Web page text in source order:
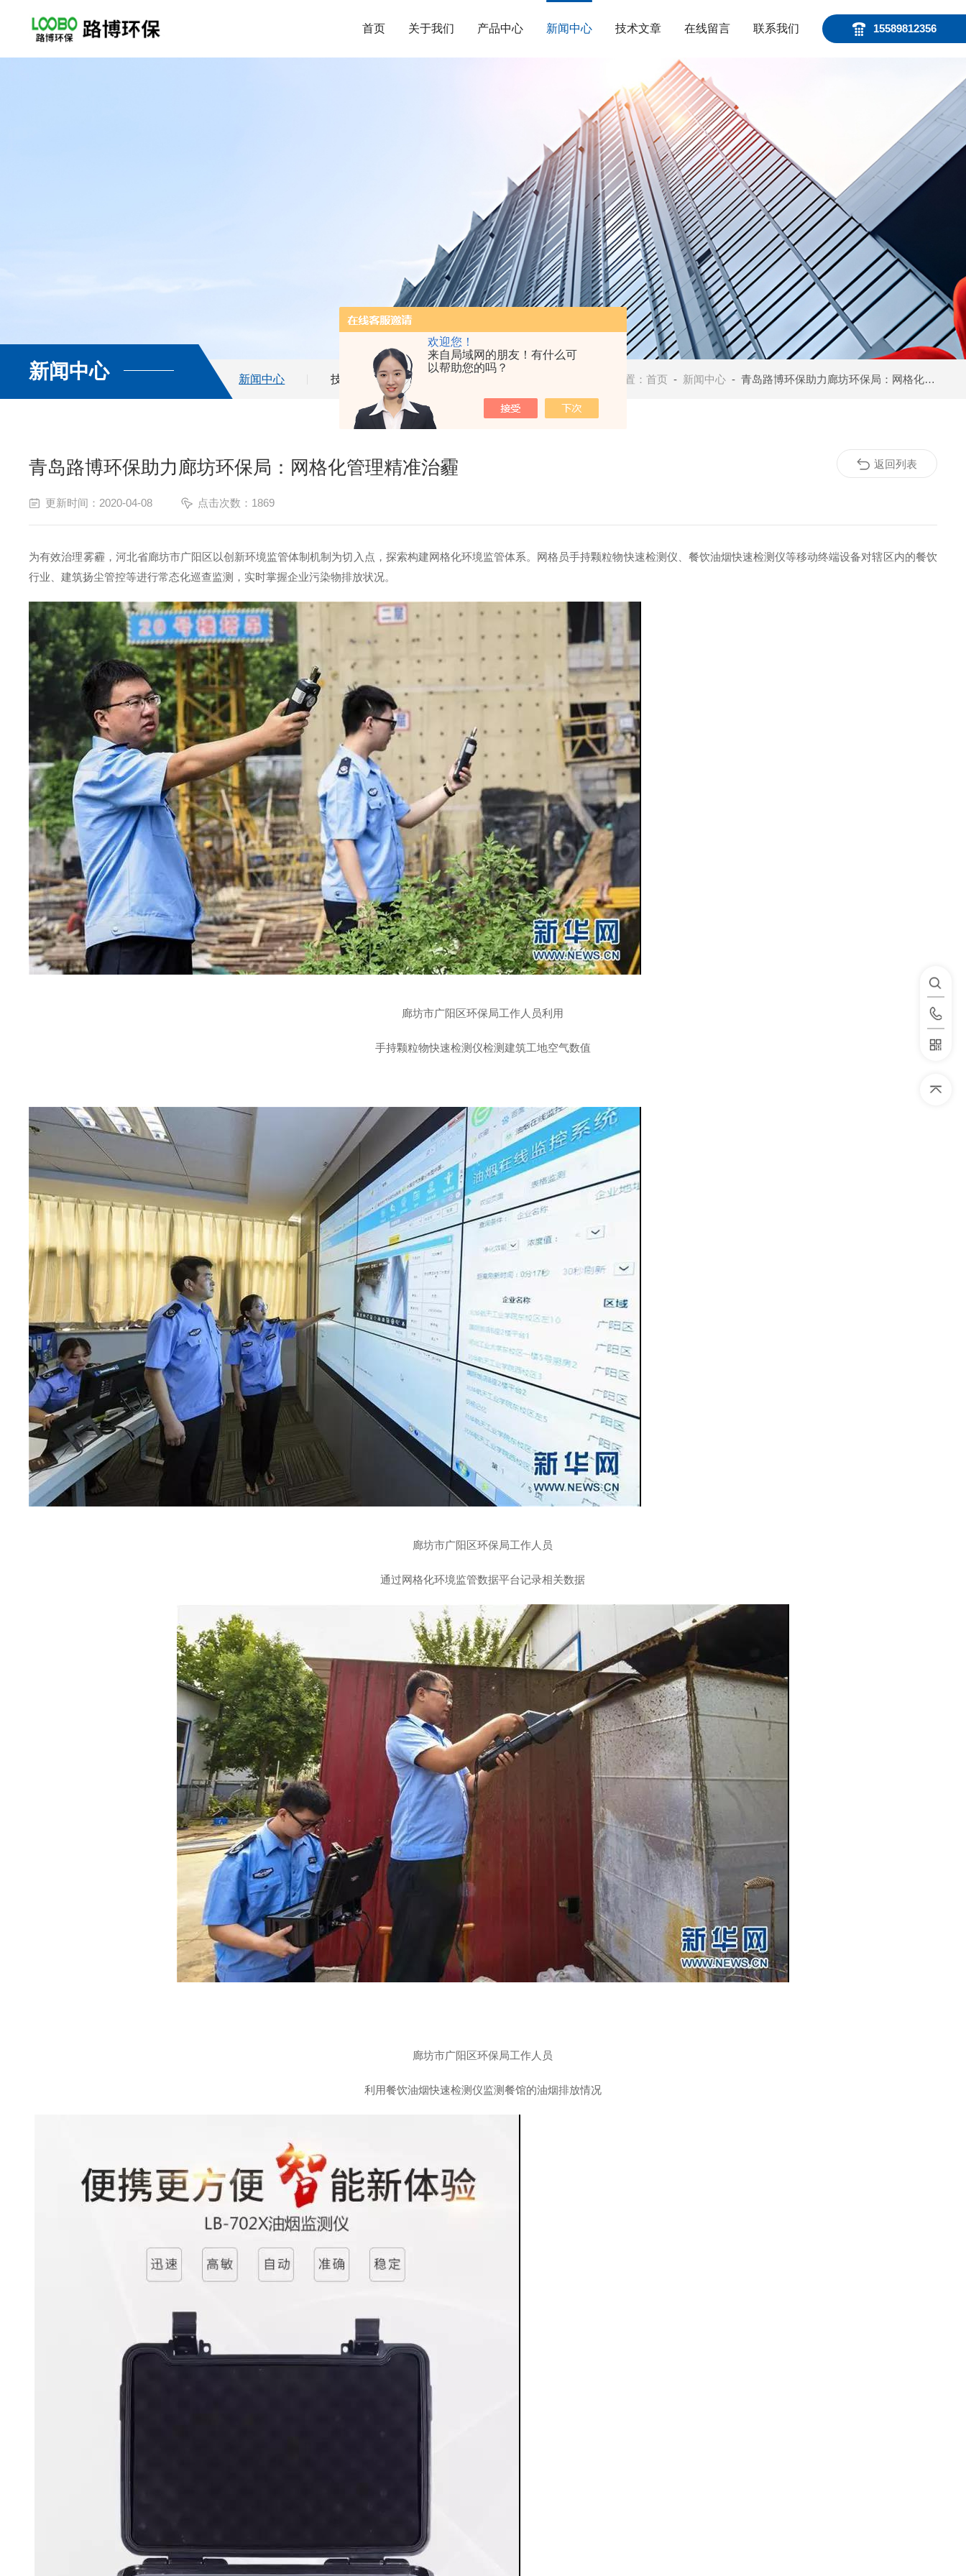
欢迎您！
来自局域网的朋友！有什么可
以帮助您的吗？
15589812356
首页 关于我们 产品中心 新闻中心 技术文章 在线留言 联系我们
新闻中心 新闻中心 技术文章 当前位置：首页 - 新闻中心 - 青岛路博环保助力廊坊环保局：网格化管理精准治霾
青岛路博环保助力廊坊环保局：网格化管理精准治霾
更新时间：2020-04-08 点击次数：1869
为有效治理雾霾，河北省廊坊市广阳区以创新环境监管体制机制为切入点，探索构建网格化环境监管体系。网格员手持颗粒物快速检测仪、餐饮油烟快速检测仪等移动终端设备对辖区内的餐饮
行业、建筑扬尘管控等进行常态化巡查监测，实时掌握企业污染物排放状况。
廊坊市广阳区环保局工作人员利用
手持颗粒物快速检测仪检测建筑工地空气数值
廊坊市广阳区环保局工作人员
通过网格化环境监管数据平台记录相关数据
廊坊市广阳区环保局工作人员
利用餐饮油烟快速检测仪监测餐馆的油烟排放情况
返回列表